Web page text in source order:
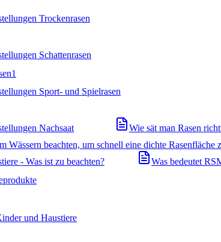
Trockenrasen
Schattenrasen
1
Sport- und Spielrasen
Nachsaat
Wie sät man Rasen
Wässern beachten, um schnell eine dichte Rasenfläche
- Was ist zu beachten?
Was bedeutet
und Haustiere